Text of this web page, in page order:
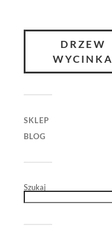
DRZEW
WYCINKA
SKLEP
BLOG
Szukaj